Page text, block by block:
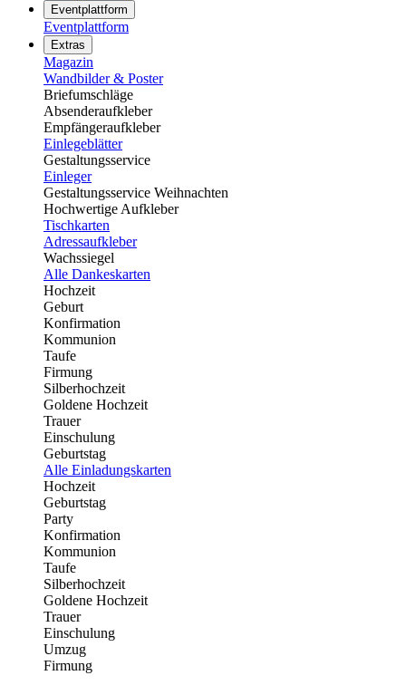
Eventplattform
Eventplattform
Extras
Magazin
Wandbilder & Poster
Briefumschläge
Absenderaufkleber
Empfängeraufkleber
Einlegeblätter
Gestaltungsservice
Einleger
Gestaltungsservice Weihnachten
Hochwertige Aufkleber
Tischkarten
Adressaufkleber
Wachssiegel
Alle Dankeskarten
Hochzeit
Geburt
Konfirmation
Kommunion
Taufe
Firmung
Silberhochzeit
Goldene Hochzeit
Trauer
Einschulung
Geburtstag
Alle Einladungskarten
Hochzeit
Geburtstag
Party
Konfirmation
Kommunion
Taufe
Silberhochzeit
Goldene Hochzeit
Trauer
Einschulung
Umzug
Firmung